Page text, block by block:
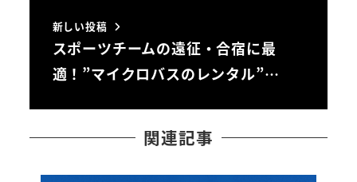
新しい投稿
スポーツチームの遠征・合宿に最
適！”マイクロバスのレンタル”…
関連記事